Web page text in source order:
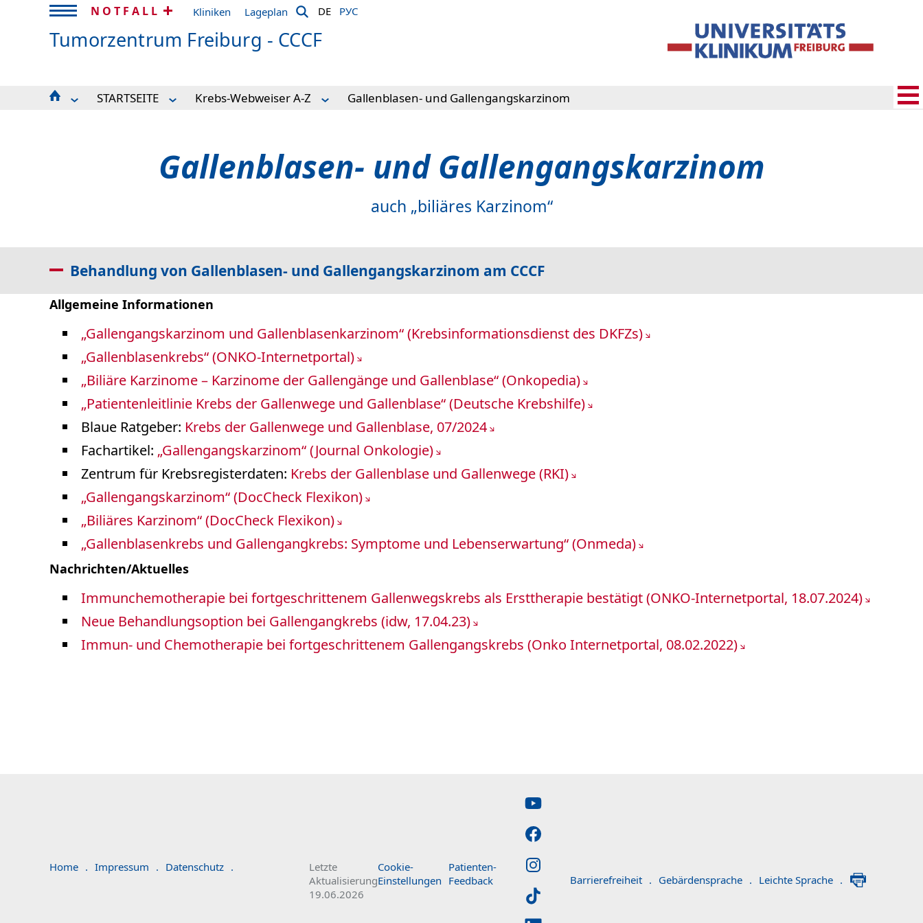
NOTFALL Kliniken Lageplan DE РУС
Tumorzentrum Freiburg - CCCF
INFOS
STARTSEITE
Erblicher Darmkrebs
Krebs bei Kindern und jungen Erwachsenen
Leukämien
Lymphome
Multiple Myelome
Neuroendokrine Tumoren
Nierenkrebs, Krebs an Blase- und Harnwegen
Pankreaskarzinom
Personalisierte Medizin ZPM
Prostatakrebs
Schilddrüsenkarzinom / Endokrine Tumoren
Krebs-Webweiser A-Z
Krebs-Webweiser A-Z
Gallenblasen- und Gallengangskarzinom
Gallenblasen- und Gallengangskarzinom
auch „biliäres Karzinom“
Behandlung von Gallenblasen- und Gallengangskarzinom am CCCF
Allgemeine Informationen
„Gallengangskarzinom und Gallenblasenkarzinom“ (Krebsinformationsdienst des DKFZs)
„Gallenblasenkrebs“ (ONKO-Internetportal)
„Biliäre Karzinome – Karzinome der Gallengänge und Gallenblase“ (Onkopedia)
„Patientenleitlinie Krebs der Gallenwege und Gallenblase“ (Deutsche Krebshilfe)
Blaue Ratgeber: Krebs der Gallenwege und Gallenblase, 07/2024
Fachartikel: „Gallengangskarzinom“ (Journal Onkologie)
Zentrum für Krebsregisterdaten: Krebs der Gallenblase und Gallenwege (RKI)
„Gallengangskarzinom“ (DocCheck Flexikon)
„Biliäres Karzinom“ (DocCheck Flexikon)
„Gallenblasenkrebs und Gallengangkrebs: Symptome und Lebenserwartung“ (Onmeda)
Nachrichten/Aktuelles
Immunchemotherapie bei fortgeschrittenem Gallenwegskrebs als Ersttherapie bestätigt (ONKO-Internetportal, 18.07.2024)
Neue Behandlungsoption bei Gallengangkrebs (idw, 17.04.23)
Immun- und Chemotherapie bei fortgeschrittenem Gallengangskrebs (Onko Internetportal, 08.02.2022)
Home . Impressum . Datenschutz .
Letzte
Aktualisierung
19.06.2026
Cookie-
Einstellungen
Patienten-
Feedback
Barrierefreiheit . Gebärdensprache . Leichte Sprache .